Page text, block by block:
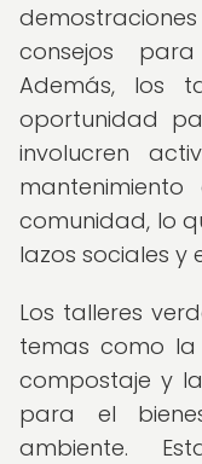
consejos
Además, los
oportunidad
involucren
comunidad, lo
lazos sociales y
Los talleres
temas como la
compostaje y
para el
ambiente.